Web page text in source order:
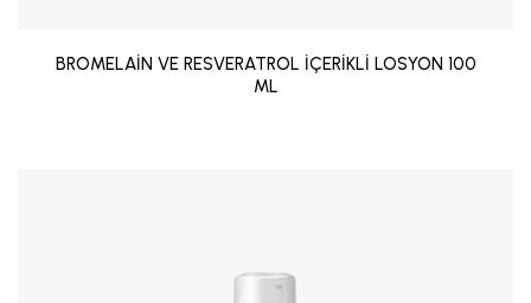
BROMELAİN VE RESVERATROL İÇERİKLİ LOSYON 100
ML